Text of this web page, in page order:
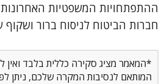
ההתפתחויות המשפטיות
חברות הביטוח לניסוח ברור
*המאמר מציג סקירה כללית בלבד ואין
המותאם לנסיבות המקרה שלכם, ניתן